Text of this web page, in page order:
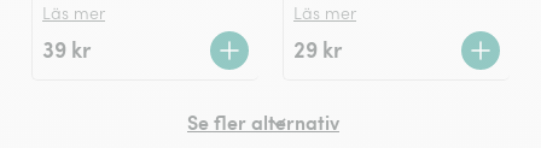
Läs mer
39 kr
Läs mer
29 kr
Se fler alternativ